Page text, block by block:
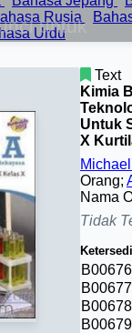
Rusia
Urdu
Text
Kimia
Untuk
X
Orang;
Nama
Tidak
B00676
B00677
B00678
B00679